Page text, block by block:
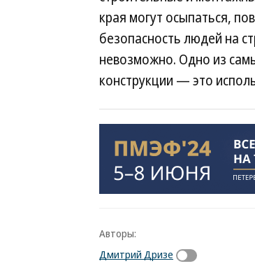
края могут осыпаться,
безопасность людей на
невозможно. Одно из
конструкции — это
Авторы:
Дмитрий Дризе